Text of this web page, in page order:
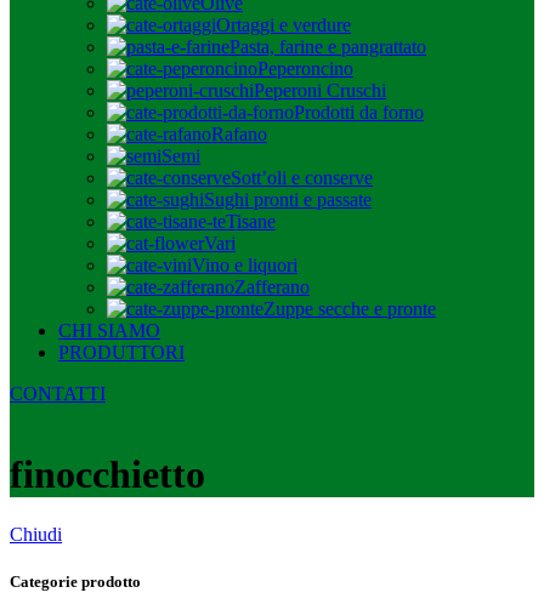
Ortaggi e verdure
Pasta, farine e pangrattato
Peperoncino
Peperoni Cruschi
Prodotti da forno
Rafano
Semi
Sott’oli e conserve
Sughi pronti e passate
Tisane
Vari
Vino e liquori
Zafferano
Zuppe secche e pronte
CHI SIAMO
PRODUTTORI
CONTATTI
finocchietto
Chiudi
Categorie prodotto